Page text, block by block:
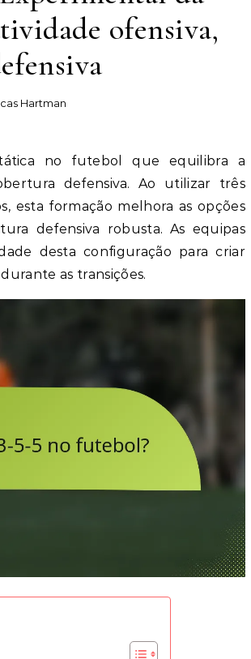
ofensiva,
Hartman
no futebol que equilibra a
defensiva. Ao utilizar três
esta formação melhora as opções
defensiva robusta. As equipas
desta configuração para criar
as transições.